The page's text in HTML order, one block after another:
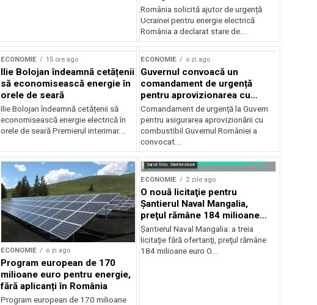
crizei energetice
România solicită ajutor de urgență
Ucrainei pentru energie electrică
România a declarat stare de...
ECONOMIE 15 ore ago
Ilie Bolojan îndeamnă cetățenii
să economisească energie în
orele de seară
Ilie Bolojan îndeamnă cetățenii să
economisească energie electrică în
orele de seară Premierul interimar...
ECONOMIE o zi ago
Guvernul convoacă un
comandament de urgență
pentru aprovizionarea cu
combustibil
Comandament de urgență la Guvern
pentru asigurarea aprovizionării cu
combustibil Guvernul României a
convocat...
ECONOMIE o zi ago
Program european de 170
milioane euro pentru energie,
fără aplicanți în România
Program european de 170 milioane
Sursă foto: Shutterstock
ECONOMIE 2 zile ago
O nouă licitaţie pentru
Şantierul Naval Mangalia,
preţul rămâne 184 milioane
euro
Şantierul Naval Mangalia: a treia
licitaţie fără ofertanţi, preţul rămâne
184 milioane euro O...